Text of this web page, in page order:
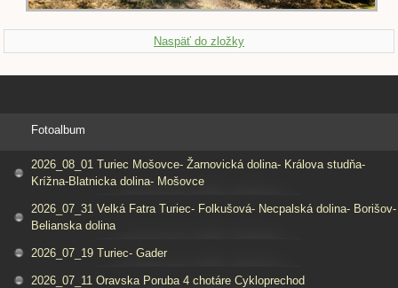
Naspäť do zložky
Fotoalbum
2026_08_01 Turiec Mošovce- Žarnovická dolina- Králova studňa-
Krížna-Blatnicka dolina- Mošovce
2026_07_31 Velká Fatra Turiec- Folkušová- Necpalská dolina- Borišov-
Belianska dolina
2026_07_19 Turiec- Gader
2026_07_11 Oravska Poruba 4 chotáre Cykloprechod